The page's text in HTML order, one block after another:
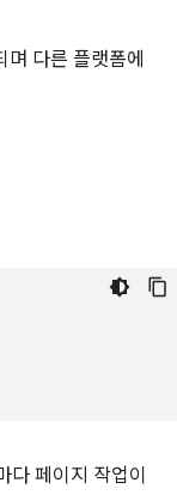
다른 플랫폼에
페이지 작업이